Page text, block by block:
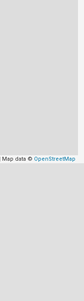
| Map data © OpenStreetMap